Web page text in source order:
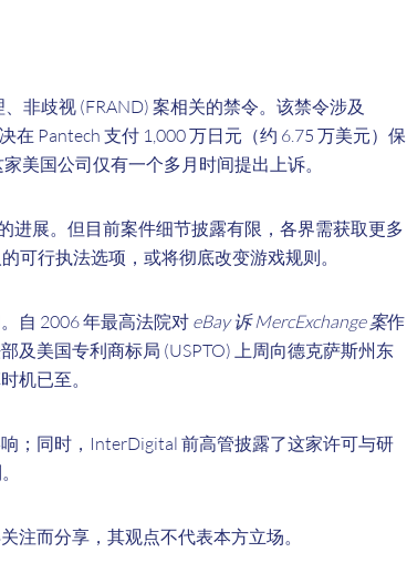
非歧视 (FRAND) 案相关的禁令。该禁令涉及
在 Pantech 支付 1,000 万日元（约 6.75 万美元）保
美国公司仅有一个多月时间提出上诉。
进展。但目前案件细节披露有限，各界需获取更多
可行执法选项，或将彻底改变游戏规则。
自 2006 年最高法院对 eBay 诉 MercExchange 案作
及美国专利商标局 (USPTO) 上周向德克萨斯州东
机已至。
；同时，InterDigital 前高管披露了这家许可与研
注而分享，其观点不代表本方立场。